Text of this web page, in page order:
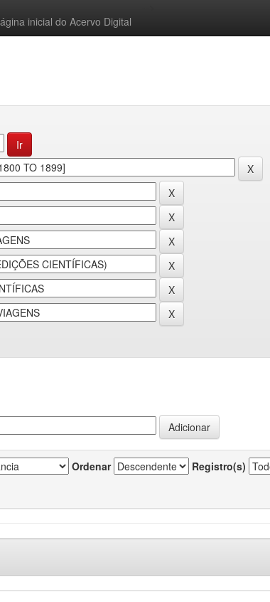
inicial do Acervo Digital
Ordenar Registro(s)